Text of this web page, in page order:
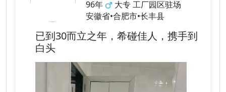
96年
大专 工厂园区驻场
安徽省•合肥市•长丰县
已到30而立之年，希碰佳人，携手到
白头